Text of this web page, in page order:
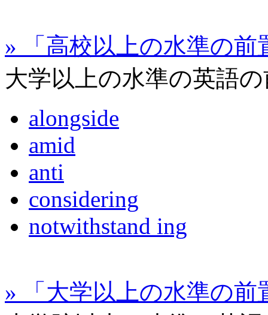
» 「高校以上の水準の前
大学以上の水準の英語
alongside
amid
anti
considering
notwithstand ing
» 「大学以上の水準の前